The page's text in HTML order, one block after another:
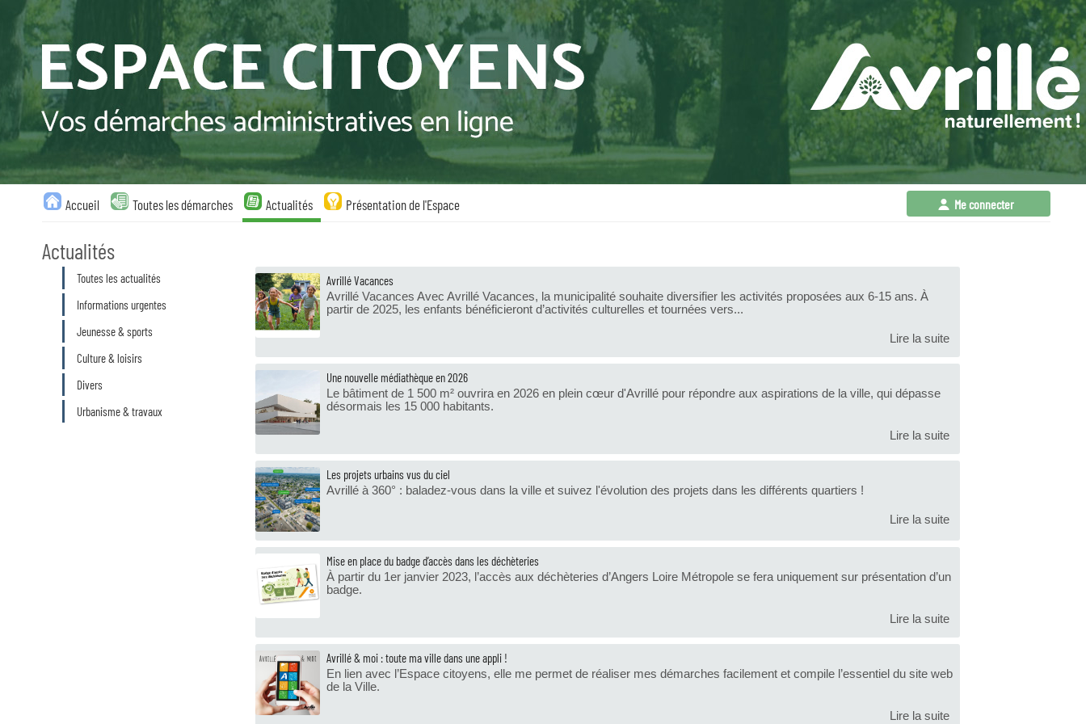
Liste
des
Accueil Toutes les démarches Actualités Présentation de l'Espace Me connecter
Actualités
catégories
Toutes les actualités
Informations urgentes
Jeunesse & sports
Culture & loisirs
Divers
Urbanisme & travaux
Avrillé Vacances
Avrillé Vacances Avec Avrillé Vacances, la municipalité souhaite diversifier les activités proposées aux 6-15 ans. À
partir de 2025, les enfants bénéficieront d’activités culturelles et tournées vers...
Lire la suite
Une nouvelle médiathèque en 2026
Le bâtiment de 1 500 m² ouvrira en 2026 en plein cœur d'Avrillé pour répondre aux aspirations de la ville, qui dépasse
désormais les 15 000 habitants.
Lire la suite
Les projets urbains vus du ciel
Avrillé à 360° : baladez-vous dans la ville et suivez l'évolution des projets dans les différents quartiers !
Lire la suite
Mise en place du badge d’accès dans les déchèteries
À partir du 1er janvier 2023, l’accès aux déchèteries d’Angers Loire Métropole se fera uniquement sur présentation d’un
badge.
Lire la suite
Avrillé & moi : toute ma ville dans une appli !
En lien avec l’Espace citoyens, elle me permet de réaliser mes démarches facilement et compile l’essentiel du site web
de la Ville.
Lire la suite